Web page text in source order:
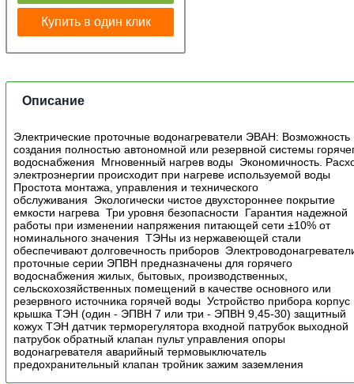
Купить в один клик
Описание
Электрические проточные водонагреватели ЭВАН: Возможность
создания полностью автономной или резервной системы
водоснабжения Мгновенный нагрев воды Экономичность.
электроэнергии происходит при нагреве используемой воды
Простота монтажа, управления и технического
обслуживания Экологически чистое двухстороннее покрытие
емкости нагрева Три уровня безопасности Гарантия надежной
работы при изменении напряжения питающей сети ±10% от
номинального значения ТЭНы из нержавеющей стали
обеспечивают долговечность приборов
проточные серии ЭПВН предназначены для горячего
водоснабжения жилых, бытовых, производственных,
сельскохозяйственных помещений в качестве основного или
резервного источника горячей воды Устройство прибора корпус
крышка ТЭН (один - ЭПВН 7 или три - ЭПВН 9,45-30) защитный
кожух ТЭН датчик терморегулятора входной патрубок выходной
патрубок обратный клапан пульт управления опоры
водонагревателя аварийный термовыключатель
предохранительный клапан тройник зажим заземления